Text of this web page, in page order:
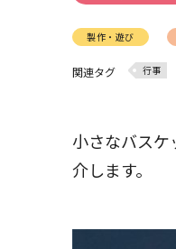
製作・遊び
関連タグ 行事
小さなバス
介します。